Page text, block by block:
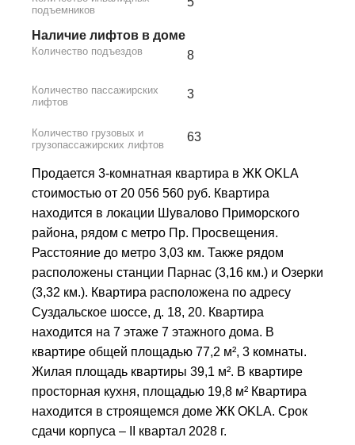
подъемников
Наличие лифтов в доме
Количество подъездов 8
Количество пассажирских
лифтов
3
Количество грузовых и
грузопассажирских лифтов
63
Продается 3-комнатная квартира в ЖК OKLA
стоимостью от 20 056 560 руб. Квартира
находится в локации Шувалово Приморского
района, рядом с метро Пр. Просвещения.
Расстояние до метро 3,03 км. Также рядом
расположены станции Парнас (3,16 км.) и Озерки
(3,32 км.). Квартира расположена по адресу
Суздальское шоссе, д. 18, 20. Квартира
находится на 7 этаже 7 этажного дома. В
квартире общей площадью 77,2 м², 3 комнаты.
Жилая площадь квартиры 39,1 м². В квартире
просторная кухня, площадью 19,8 м² Квартира
находится в строящемся доме ЖК OKLA. Срок
сдачи корпуса – II квартал 2028 г.